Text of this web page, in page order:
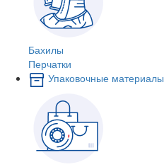
Бахилы
Перчатки
Упаковочные материалы